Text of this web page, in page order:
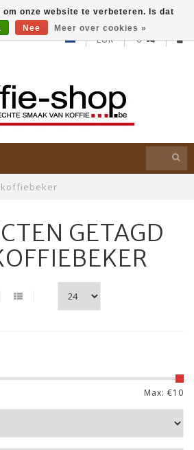
EUR
koffiebeker
GETAGD
Max: €10
onze website te verbeteren. Is dat
Nee Meer over cookies »